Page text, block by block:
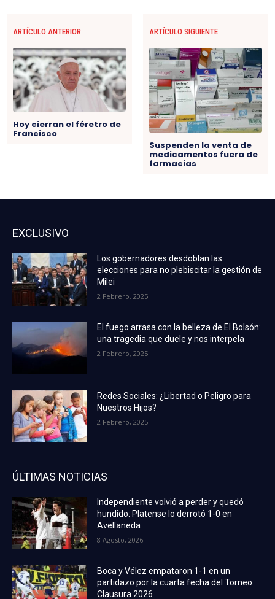
ARTÍCULO ANTERIOR
Hoy cierran el féretro de
Francisco
ARTÍCULO SIGUIENTE
Suspenden la venta de
medicamentos fuera de
farmacias
EXCLUSIVO
Los gobernadores desdoblan las
elecciones para no plebiscitar la gestión de
Milei
2 Febrero, 2025
El fuego arrasa con la belleza de El Bolsón:
una tragedia que duele y nos interpela
2 Febrero, 2025
Redes Sociales: ¿Libertad o Peligro para
Nuestros Hijos?
2 Febrero, 2025
ÚLTIMAS NOTICIAS
Independiente volvió a perder y quedó
hundido: Platense lo derrotó 1-0 en
Avellaneda
8 Agosto, 2026
Boca y Vélez empataron 1-1 en un
partidazo por la cuarta fecha del Torneo
Clausura 2026